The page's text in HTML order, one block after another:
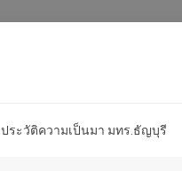
ประวัติความเป็นมา มทร.ธัญบุรี